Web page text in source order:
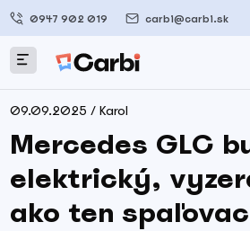
0947 902 019 carbi@carbi.sk
09.09.2025 / Karol
Mercedes GLC
elektrický,
ako ten